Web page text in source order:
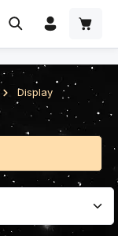
Display